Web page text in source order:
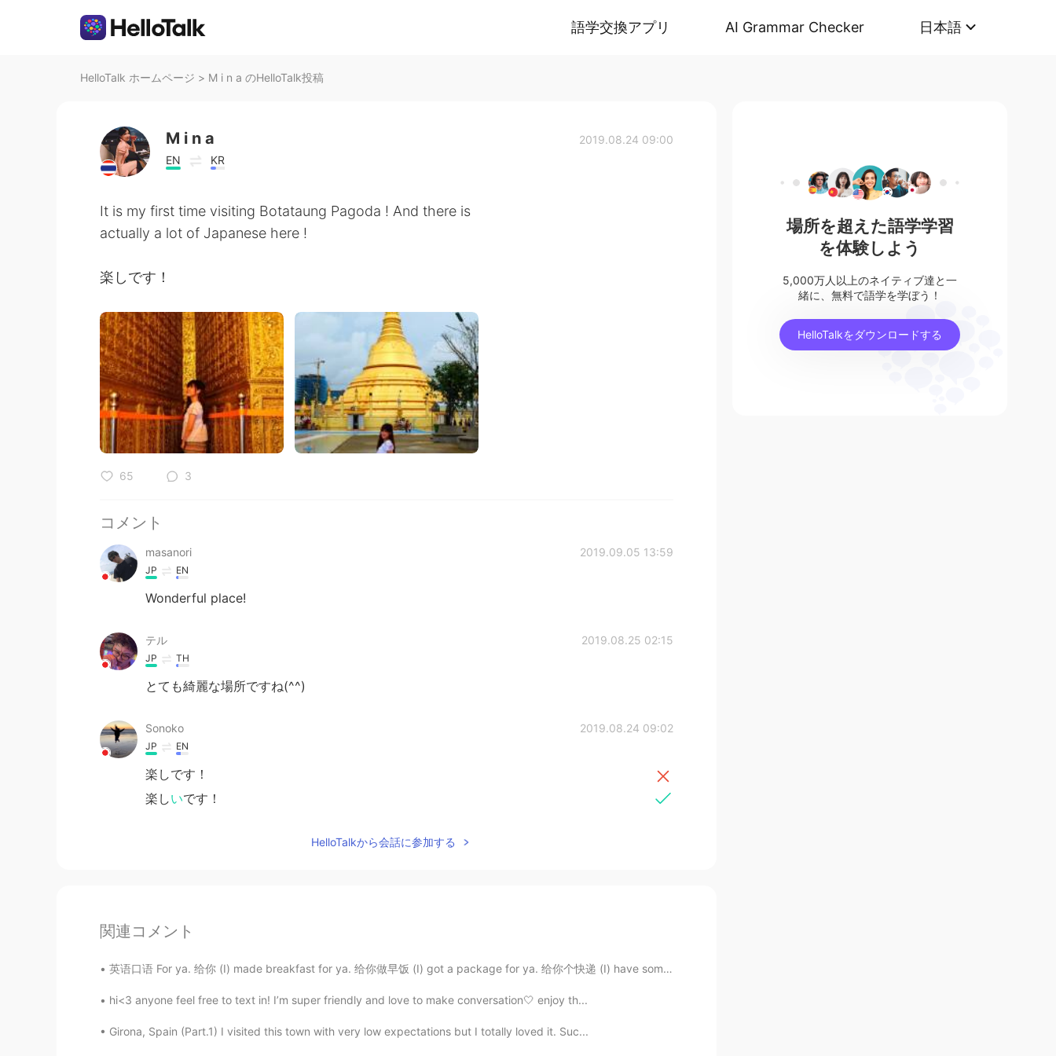
語学交換アプリ AI Grammar Checker 日本語
HelloTalk ホームページ > M i n a のHelloTalk投稿
M i n a
EN KR
2019.08.24 09:00
It is my first time visiting Botataung Pagoda ! And there is
actually a lot of Japanese here !
楽しです！
65 3
コメント
masanori 2019.09.05 13:59
JP EN
Wonderful place!
テル 2019.08.25 02:15
JP TH
とても綺麗な場所ですね(^^)
Sonoko 2019.08.24 09:02
JP EN
楽しです！
楽しいです！
HelloTalkから会話に参加する
関連コメント
英语口语 For ya. 给你 (I) made breakfast for ya. 给你做早饭 (I) got a package for ya. 给你个快递 (I) have somet...
hi<3 anyone feel free to text in! I’m super friendly and love to make conversation🤍 enjoy th...
Girona, Spain (Part.1) I visited this town with very low expectations but I totally loved it. Suc...
場所を超えた語学学習
を体験しよう
5,000万人以上のネイティブ達と一
緒に、無料で語学を学ぼう！
HelloTalkをダウンロードする